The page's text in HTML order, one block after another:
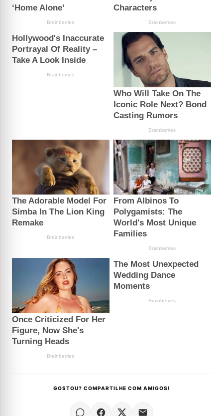
GOSTOU? COMPARTILHE COM AMIGOS!